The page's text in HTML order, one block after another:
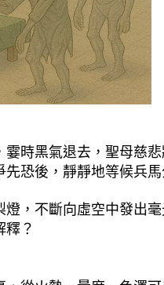
時黑氣退去，聖母慈悲
恐後，靜靜地等候兵馬
，不斷向虛空中發出毫
釋？